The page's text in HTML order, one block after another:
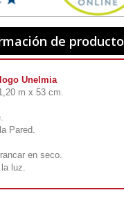
de producto
Unelmia
m x 53 cm.
Pared.
en seco.
luz.